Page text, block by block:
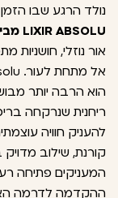
נולד הרגע שבו
LIXIR ABSOLU מבית Élisire,
אור נוזלי,
הוא הרבה יותר
להעניק חוויה
קורנת, שילוב מדויק
המעניקים פתיחה
ההקדמה לדרמה